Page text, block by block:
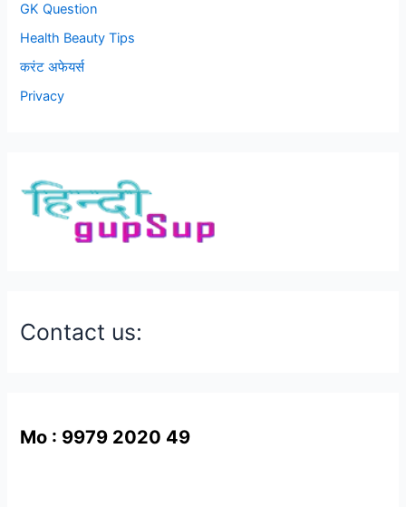
GK Question
Health Beauty Tips
करंट अफेयर्स
Privacy
Contact us:
Mo : 9979 2020 49